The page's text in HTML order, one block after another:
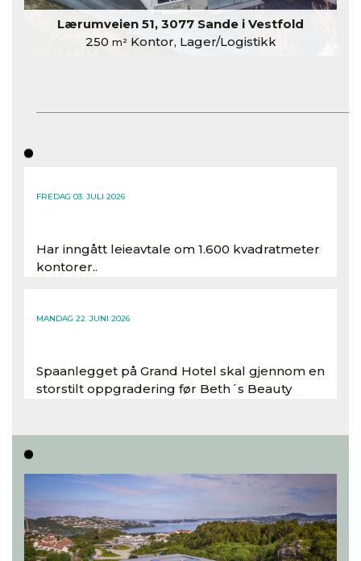
Lærumveien 51, 3077 Sande i Vestfold
250 m²Kontor, Lager/Logistikk
FREDAG 03. JULI 2026
Har inngått leieavtale om 1.600 kvadratmeter
kontorer..
MANDAG 22. JUNI 2026
Spaanlegget på Grand Hotel skal gjennom en
storstilt oppgradering før Beth´s Beauty
Les hele artikkelen